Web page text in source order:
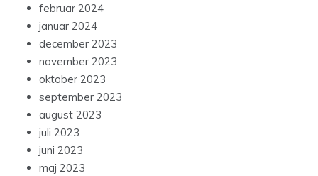
februar 2024
januar 2024
december 2023
november 2023
oktober 2023
september 2023
august 2023
juli 2023
juni 2023
maj 2023